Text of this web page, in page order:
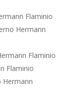
Flaminio
Hermann
Flaminio
Flaminio
Hermann